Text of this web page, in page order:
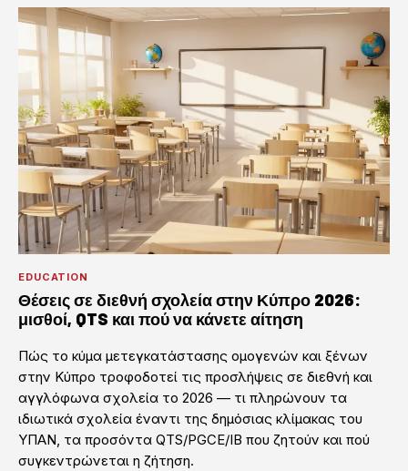
EDUCATION
Θέσεις σε διεθνή σχολεία στην Κύπρο 2026:
μισθοί, QTS και πού να κάνετε αίτηση
Πώς το κύμα μετεγκατάστασης ομογενών και ξένων
στην Κύπρο τροφοδοτεί τις προσλήψεις σε διεθνή και
αγγλόφωνα σχολεία το 2026 — τι πληρώνουν τα
ιδιωτικά σχολεία έναντι της δημόσιας κλίμακας του
ΥΠΑΝ, τα προσόντα QTS/PGCE/IB που ζητούν και πού
συγκεντρώνεται η ζήτηση.